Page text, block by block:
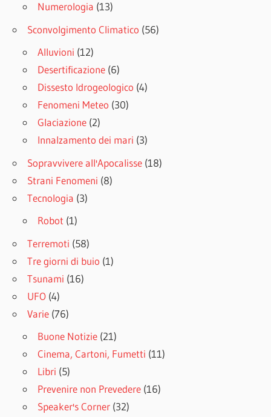
Numerologia (13)
Sconvolgimento Climatico (56)
Alluvioni (12)
Desertificazione (6)
Dissesto Idrogeologico (4)
Fenomeni Meteo (30)
Glaciazione (2)
Innalzamento dei mari (3)
Sopravvivere all'Apocalisse (18)
Strani Fenomeni (8)
Tecnologia (3)
Robot (1)
Terremoti (58)
Tre giorni di buio (1)
Tsunami (16)
UFO (4)
Varie (76)
Buone Notizie (21)
Cinema, Cartoni, Fumetti (11)
Libri (5)
Prevenire non Prevedere (16)
Speaker's Corner (32)